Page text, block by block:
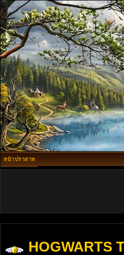
หน้าปราสาท
HOGWARTS